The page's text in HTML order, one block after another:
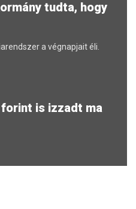
tudta, hogy
a végnapjait éli.
is izzadt ma